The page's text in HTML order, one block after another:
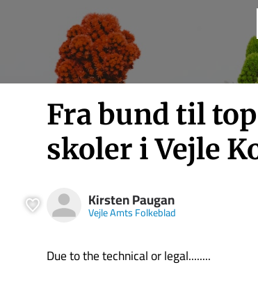
Fra bund til
skoler i Vejle
Kirsten Paugan
Vejle Amts Folkeblad
Due to the technical or legal........